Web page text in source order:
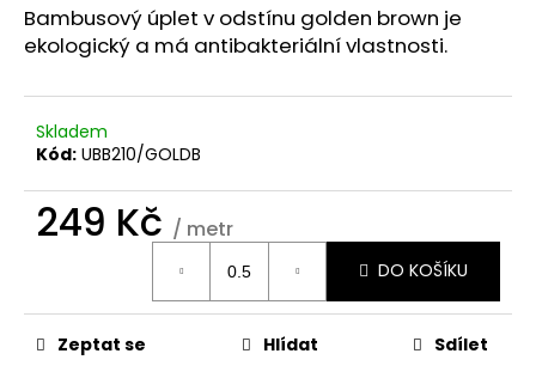
Bambusový úplet v odstínu golden brown je
ekologický a má antibakteriální vlastnosti.
Skladem
Kód: UBB210/GOLDB
249 Kč / metr
DO KOŠÍKU
Zeptat se Hlídat Sdílet
HLEDAT
D
o
p
o
u